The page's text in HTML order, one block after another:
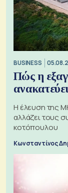
BUSINESS
Πώς η
H έλευση της
αλλάζει τους
κοτόπουλου
Κωνσταντίνος